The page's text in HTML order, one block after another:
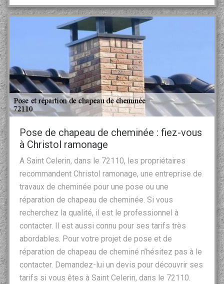
Pose de chapeau de cheminée : fiez-vous
à Christol ramonage
A Saint Celerin, dans le 72110, les propriétaires
recommandent Christol ramonage, une entreprise de
travaux de cheminée pour une pose ou une
réparation de chapeau de cheminée. Si vous
recherchez la qualité, il est le professionnel à
contacter. Il est aussi connu pour ses tarifs très
abordables. Pour votre projet de pose et de
réparation de chapeau de cheminé n’hésitez pas à le
contacter. Demandez-lui un devis pour découvrir ses
tarifs si vous êtes à Saint Celerin, dans le 72110.